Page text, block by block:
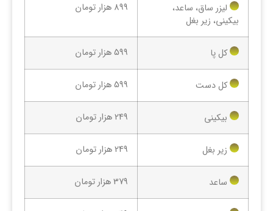
لیزر ساق، ساعد،
بیکینی، زیر بغل
899 هزار تومان
کل پا 599 هزار تومان
کل دست 599 هزار تومان
بیکینی 249 هزار تومان
زیر بغل 249 هزار تومان
ساعد 379 هزار تومان